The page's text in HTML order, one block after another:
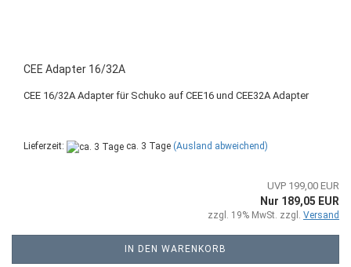
CEE Adapter 16/32A
CEE 16/32A Adapter für Schuko auf CEE16 und CEE32A Adapter
Lieferzeit: ca. 3 Tage (Ausland abweichend)
UVP 199,00 EUR
Nur 189,05 EUR
zzgl. 19% MwSt. zzgl. Versand
IN DEN WARENKORB